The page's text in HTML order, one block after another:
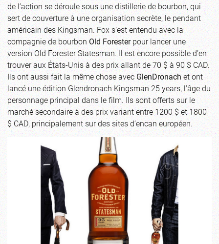
de l’action se déroule sous une distillerie de bourbon, qui
sert de couverture à une organisation secrète, le pendant
américain des Kingsman. Fox s’est entendu avec la
compagnie de bourbonOld Foresterpour lancer une
version Old Forester Statesman. Il est encore possible d’en
trouver aux États-Unis à des prix allant de 70 $ à 90 $ CAD.
Ils ont aussi fait la même chose avecGlenDronach et ont
lancé une édition Glendronach Kingsman 25 years, l’âge du
personnage principal dans le film. Ils sont offerts sur le
marché secondaire à des prix variant entre 1200 $ et 1800
$ CAD, principalement sur des sites d’encan européen.